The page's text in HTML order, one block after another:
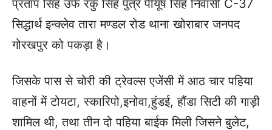
प्रताप सिंह उर्फ रंकु सिंह पुत्र पीयूष सिंह निवासी C-37
सिद्धार्थ इन्क्लेव तारा मण्डल रोड थाना खोराबार जनपद
गोरखपुर को पकड़ा है।
जिसके पास से चोरी की ट्रेवल्स एजेंसी में आठ चार पहिया
वाहनों में टोयटा, स्कारिपो,इनोवा,हुंडई, हौंडा सिटी की गाड़ी
शामिल थी, तथा तीन दो पहिया बाईक मिली जिसने बुलेट,